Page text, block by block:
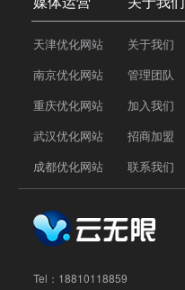
天津优化网站
南京优化网站
重庆优化网站
武汉优化网站
成都优化网站
关于我们
管理团队
加入我们
招商加盟
联系我们
Tel： 18810118859